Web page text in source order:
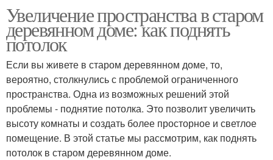
Увеличение пространства в старом
деревянном доме: как поднять
потолок
Если вы живете в старом деревянном доме, то,
вероятно, столкнулись с проблемой ограниченного
пространства. Одна из возможных решений этой
проблемы - поднятие потолка. Это позволит увеличить
высоту комнаты и создать более просторное и светлое
помещение. В этой статье мы рассмотрим, как поднять
потолок в старом деревянном доме.